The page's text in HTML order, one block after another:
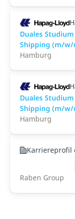
Duales
Shipping (m/w/
Hamburg
Duales
Shipping (m/w/
Hamburg
Karriereprofil
Raben Group